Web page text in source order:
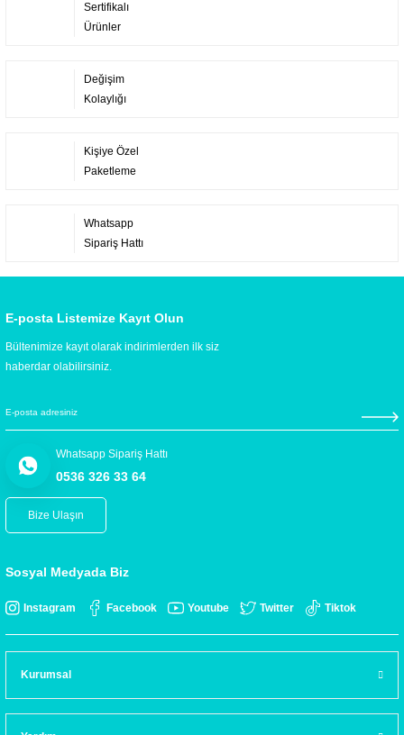
Sertifikalı
Ürünler
Değişim
Kolaylığı
Kişiye Özel
Paketleme
Whatsapp
Sipariş Hattı
E-posta Listemize Kayıt Olun
Bültenimize kayıt olarak indirimlerden ilk siz
haberdar olabilirsiniz.
Whatsapp Sipariş Hattı
0536 326 33 64
Bize Ulaşın
Sosyal Medyada Biz
Instagram Facebook Youtube Twitter Tiktok
Kurumsal